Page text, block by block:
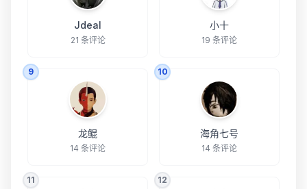
Jdeal
21 条评论
小十
19 条评论
9
龙鲲
14 条评论
10
海角七号
14 条评论
11 12